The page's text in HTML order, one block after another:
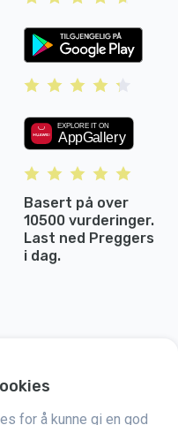
Basert på over
10500 vurderinger.
Last ned Preggers
i dag.
selskapet Stroller AB i 2017.
for å kunne gi en god